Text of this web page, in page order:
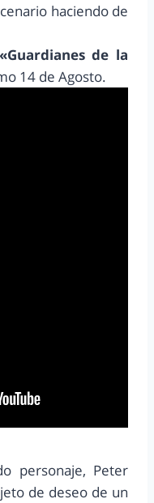
haciendo de
«Guardianes de la
14 de Agosto.
personaje, Peter
de deseo de un